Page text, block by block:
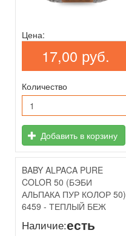
Цена:
17,00 руб.
Количество
Добавить в корзину
BABY ALPACA PURE
COLOR 50 (БЭБИ
АЛЬПАКА ПУР КОЛОР 50)
6459 - ТЕПЛЫЙ БЕЖ
Наличие:есть